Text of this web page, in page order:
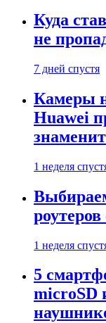
Куда
не
7 дней спустя
Камеры
Huawei
1 неделя
1 неделя
5
microSD